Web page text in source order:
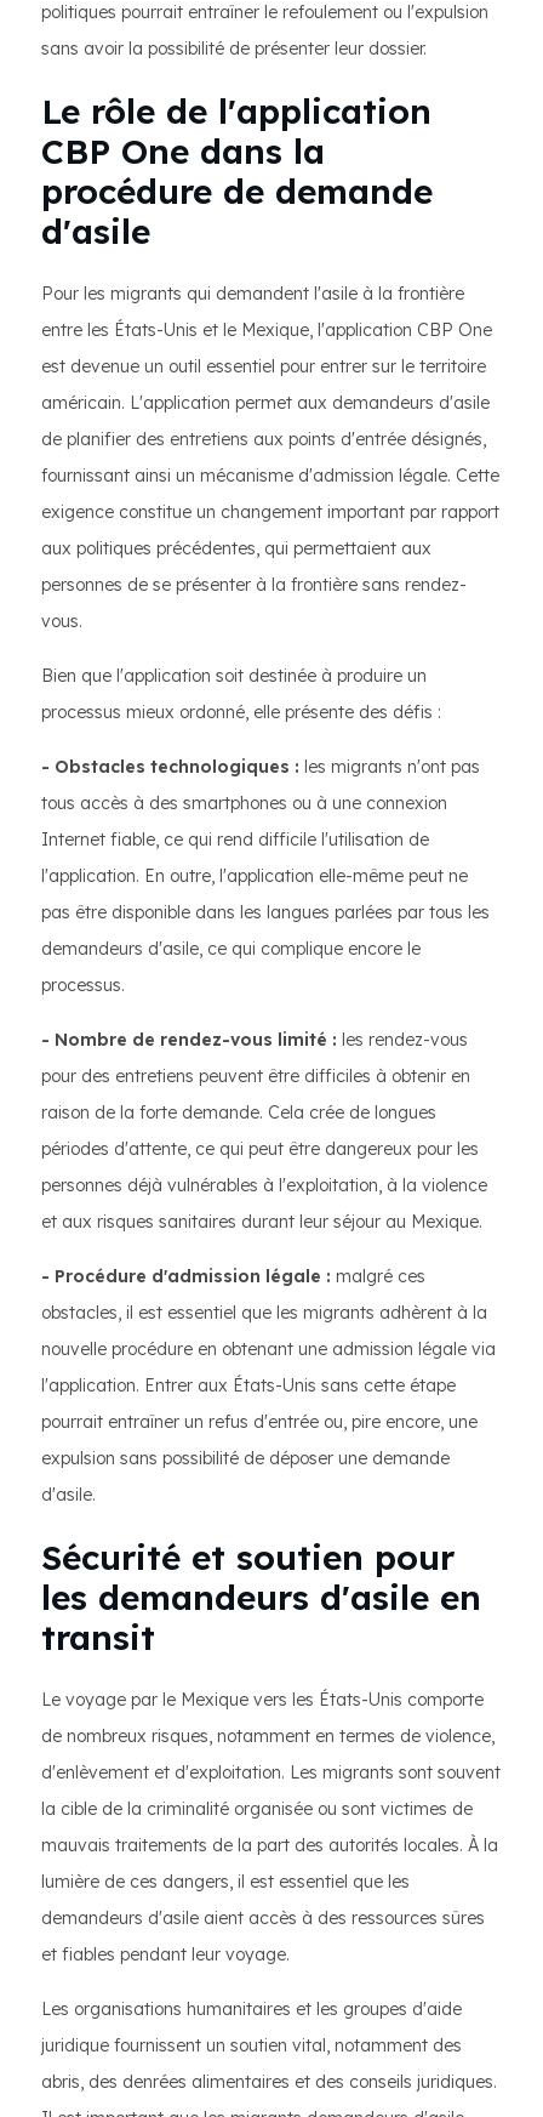
politiques pourrait entraîner le refoulement ou l'expulsion
sans avoir la possibilité de présenter leur dossier.
Le rôle de l'application
CBP One dans la
procédure de demande
d'asile
Pour les migrants qui demandent l'asile à la frontière
entre les États-Unis et le Mexique, l'application CBP One
est devenue un outil essentiel pour entrer sur le territoire
américain. L'application permet aux demandeurs d'asile
de planifier des entretiens aux points d'entrée désignés,
fournissant ainsi un mécanisme d'admission légale. Cette
exigence constitue un changement important par rapport
aux politiques précédentes, qui permettaient aux
personnes de se présenter à la frontière sans rendez-
vous.
Bien que l'application soit destinée à produire un
processus mieux ordonné, elle présente des défis :
- Obstacles technologiques : les migrants n'ont pas
tous accès à des smartphones ou à une connexion
Internet fiable, ce qui rend difficile l'utilisation de
l'application. En outre, l'application elle-même peut ne
pas être disponible dans les langues parlées par tous les
demandeurs d'asile, ce qui complique encore le
processus.
- Nombre de rendez-vous limité : les rendez-vous
pour des entretiens peuvent être difficiles à obtenir en
raison de la forte demande. Cela crée de longues
périodes d'attente, ce qui peut être dangereux pour les
personnes déjà vulnérables à l'exploitation, à la violence
et aux risques sanitaires durant leur séjour au Mexique.
- Procédure d'admission légale : malgré ces
obstacles, il est essentiel que les migrants adhèrent à la
nouvelle procédure en obtenant une admission légale via
l'application. Entrer aux États-Unis sans cette étape
pourrait entraîner un refus d'entrée ou, pire encore, une
expulsion sans possibilité de déposer une demande
d'asile.
Sécurité et soutien pour
les demandeurs d'asile en
transit
Le voyage par le Mexique vers les États-Unis comporte
de nombreux risques, notamment en termes de violence,
d'enlèvement et d'exploitation. Les migrants sont souvent
la cible de la criminalité organisée ou sont victimes de
mauvais traitements de la part des autorités locales. À la
lumière de ces dangers, il est essentiel que les
demandeurs d'asile aient accès à des ressources sûres
et fiables pendant leur voyage.
Les organisations humanitaires et les groupes d'aide
juridique fournissent un soutien vital, notamment des
abris, des denrées alimentaires et des conseils juridiques.